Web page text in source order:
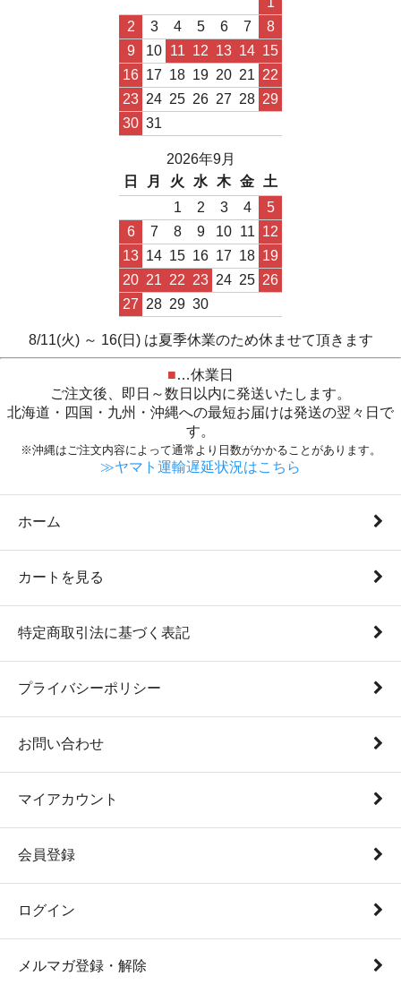
2
3 4 5 6 7
8
9
10 11 12 13 14 15
16 17 18 19 20 21 22
23 24 25 26 27 28 29
30 31
2026年9月
日
月 火 水 木 金 土
1
2 3 4
5
6
7 8 9 10 11 12
13 14 15 16 17 18 19
20 21 22 23 24 25 26
27 28 29 30
8/11(火) ～ 16(日) は夏季休業のため休ませて頂きます
■…休業日
ご注文後、即日～数日以内に発送いたします。
北海道・四国・九州・沖縄への最短お届けは発送の翌々日で
す。
※沖縄はご注文内容によって通常より日数がかかることがあります。
≫ヤマト運輸遅延状況はこちら
ホーム
カートを見る
特定商取引法に基づく表記
プライバシーポリシー
お問い合わせ
マイアカウント
会員登録
ログイン
メルマガ登録・解除